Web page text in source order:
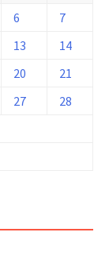
6
7
13
14
20
21
27
28